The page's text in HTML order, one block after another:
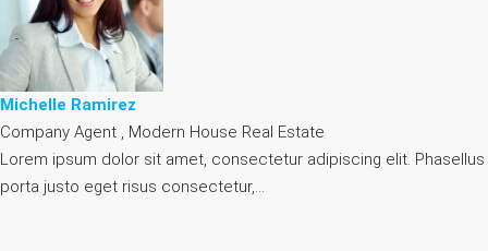
Michelle Ramirez
Company Agent , Modern House Real Estate
Lorem ipsum dolor sit amet, consectetur adipiscing elit. Phasellus
porta justo eget risus consectetur,…